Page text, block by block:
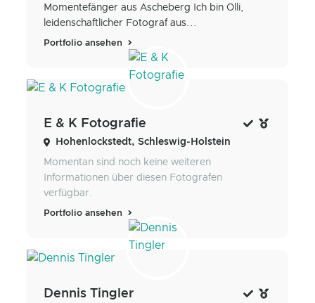
Momentefänger aus Ascheberg Ich bin Olli,
leidenschaftlicher Fotograf aus...
Portfolio ansehen
E & K Fotografie
Hohenlockstedt, Schleswig-Holstein
Momentan sind noch keine weiteren
Informationen über diesen Fotografen
verfügbar.
Portfolio ansehen
Dennis Tingler